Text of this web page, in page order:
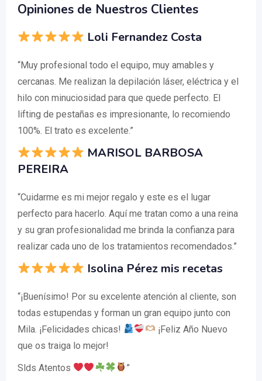
Opiniones de Nuestros Clientes
Loli Fernandez Costa
“Muy profesional todo el equipo, muy amables y
cercanas. Me realizan la depilación láser, eléctrica y el
hilo con minuciosidad para que quede perfecto. El
lifting de pestañas es impresionante, lo recomiendo
100%. El trato es excelente.”
MARISOL BARBOSA
PEREIRA
“Cuidarme es mi mejor regalo y este es el lugar
perfecto para hacerlo. Aquí me tratan como a una reina
y su gran profesionalidad me brinda la confianza para
realizar cada uno de los tratamientos recomendados.”
Isolina Pérez mis recetas
“¡Buenísimo! Por su excelente atención al cliente, son
todas estupendas y forman un gran equipo junto con
Mila. ¡Felicidades chicas!
¡Feliz Año Nuevo
que os traiga lo mejor!
Slds Atentos
”